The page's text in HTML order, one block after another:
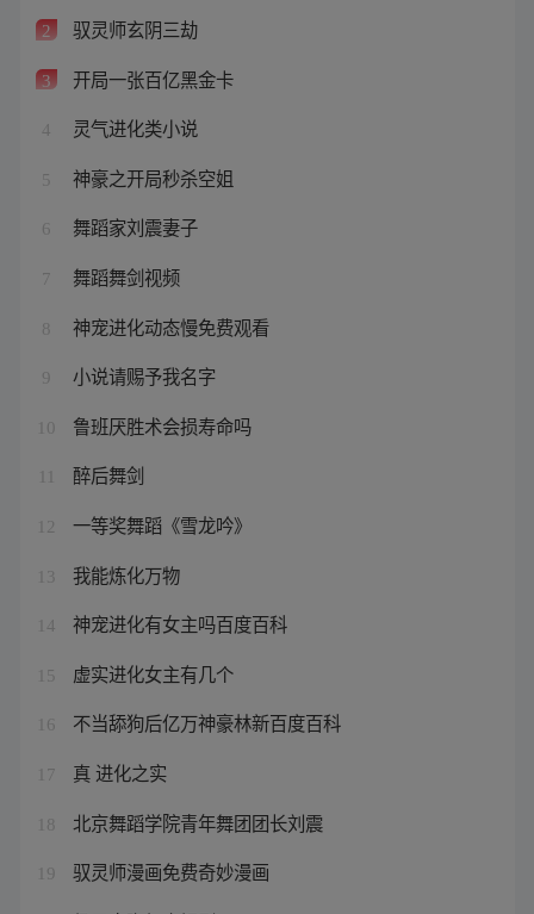
2 驭灵师玄阴三劫
3 开局一张百亿黑金卡
4 灵气进化类小说
5 神豪之开局秒杀空姐
6 舞蹈家刘震妻子
7 舞蹈舞剑视频
8 神宠进化动态慢免费观看
9 小说请赐予我名字
10 鲁班厌胜术会损寿命吗
醉后舞剑
12 一等奖舞蹈《雪龙吟》
13 我能炼化万物
14 神宠进化有女主吗百度百科
15 虚实进化女主有几个
16 不当舔狗后亿万神豪林新百度百科
17 真 进化之实
18 北京舞蹈学院青年舞团团长刘震
19 驭灵师漫画免费奇妙漫画